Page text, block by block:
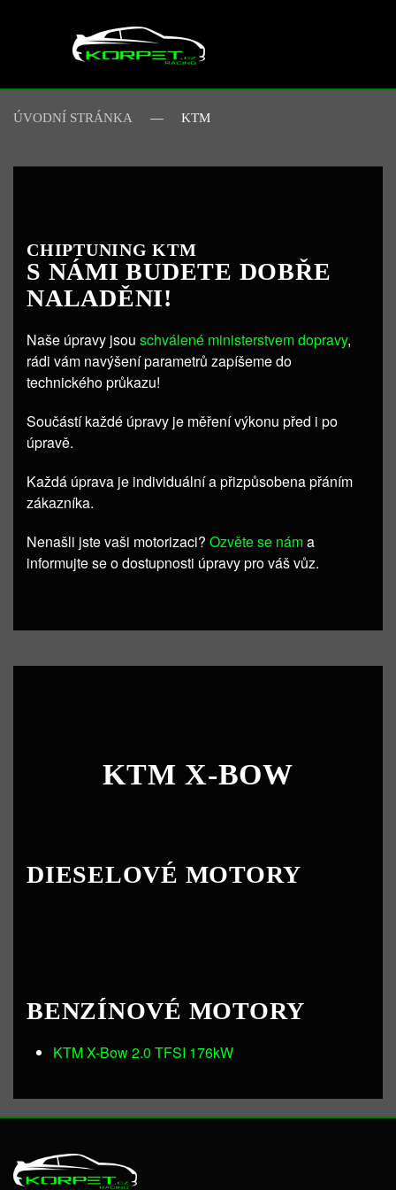
Skip to main content
ÚVODNÍ STRÁNKA KTM
CHIPTUNING KTM
S NÁMI BUDETE DOBŘE
NALADĚNI!
Naše úpravy jsou schválené ministerstvem dopravy,
rádi vám navýšení parametrů zapíšeme do
technického průkazu!
Součástí každé úpravy je měření výkonu před i po
úpravě.
Každá úprava je individuální a přizpůsobena přáním
zákazníka.
Nenašli jste vaši motorizaci? Ozvěte se náma
informujte se o dostupnosti úpravy pro váš vůz.
KTM X-BOW
DIESELOVÉ MOTORY
BENZÍNOVÉ MOTORY
KTM X-Bow 2.0 TFSI 176kW